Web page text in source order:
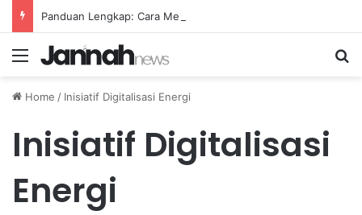
Menu
Home / Inisiatif Digitalisasi Energi
Inisiatif Digitalisasi
Energi